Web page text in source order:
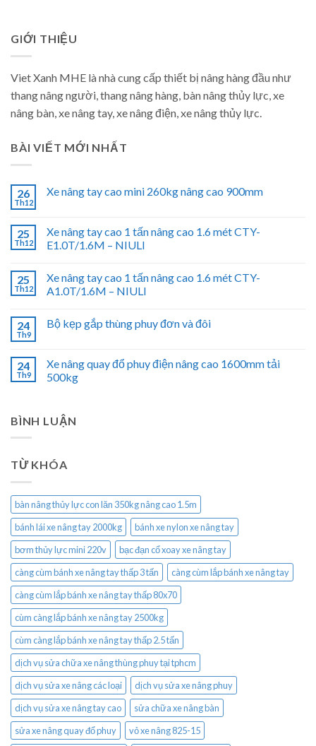
GIỚI THIỆU
Viet Xanh MHE là nhà cung cấp thiết bị nâng hàng đầu như
thang nâng người, thang nâng hàng, bàn nâng thủy lực, xe
nâng bàn, xe nâng tay, xe nâng điện, xe nâng thủy lực.
BÀI VIẾT MỚI NHẤT
26
Th12
Xe nâng tay cao mini 260kg nâng cao 900mm
25
Th12
Xe nâng tay cao 1 tấn nâng cao 1.6 mét CTY-
E1.0T/1.6M – NIULI
25
Th12
Xe nâng tay cao 1 tấn nâng cao 1.6 mét CTY-
A1.0T/1.6M – NIULI
24
Th9
Bộ kẹp gắp thùng phuy đơn và đôi
24
Th9
Xe nâng quay đổ phuy điện nâng cao 1600mm tải
500kg
BÌNH LUẬN
TỪ KHÓA
bàn nâng thủy lực con lăn 350kg nâng cao 1.5m
bánh lái xe nâng tay 2000kg
bánh xe nylon xe nâng tay
bơm thủy lực mini 220v
bạc đạn cổ xoay xe nâng tay
càng cùm bánh xe nâng tay thấp 3 tấn
càng cùm lắp bánh xe nâng tay
càng cùm lắp bánh xe nâng tay thấp 80x70
cùm càng lắp bánh xe nâng tay 2500kg
cùm càng lắp bánh xe nâng tay thấp 2.5 tấn
dịch vụ sửa chữa xe nâng thùng phuy tại tphcm
dịch vụ sửa xe nâng các loại
dịch vụ sửa xe nâng phuy
dịch vụ sửa xe nâng tay cao
sửa chữa xe nâng bàn
sửa xe nâng quay đổ phuy
vỏ xe nâng 825-15